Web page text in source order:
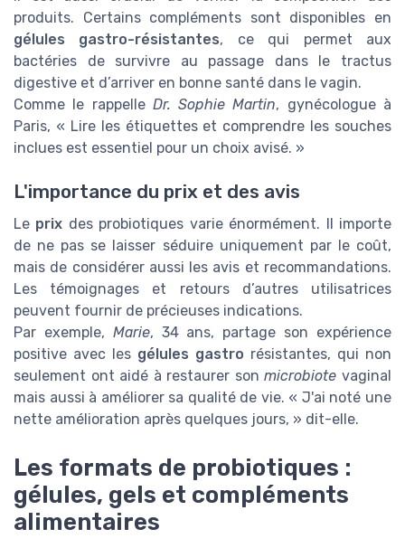
produits. Certains compléments sont disponibles en
gélules gastro-résistantes, ce qui permet aux
bactéries de survivre au passage dans le tractus
digestive et d’arriver en bonne santé dans le vagin.
Comme le rappelle Dr. Sophie Martin, gynécologue à
Paris, « Lire les étiquettes et comprendre les souches
inclues est essentiel pour un choix avisé. »
L'importance du prix et des avis
Le prix des probiotiques varie énormément. Il importe
de ne pas se laisser séduire uniquement par le coût,
mais de considérer aussi les avis et recommandations.
Les témoignages et retours d’autres utilisatrices
peuvent fournir de précieuses indications.
Par exemple, Marie, 34 ans, partage son expérience
positive avec les gélules gastro résistantes, qui non
seulement ont aidé à restaurer sonmicrobiote vaginal
mais aussi à améliorer sa qualité de vie. « J'ai noté une
nette amélioration après quelques jours, » dit-elle.
Les formats de probiotiques :
gélules, gels et compléments
alimentaires